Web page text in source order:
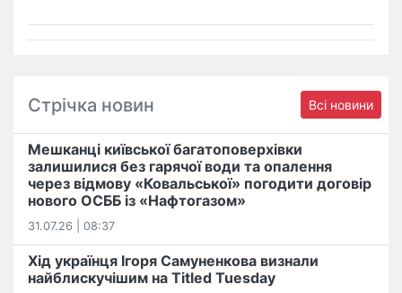
Стрічка новин Всі новини
Мешканці київської багатоповерхівки
залишилися без гарячої води та опалення
через відмову «Ковальської» погодити договір
нового ОСББ із «Нафтогазом»
31.07.26 | 08:37
Хід українця Ігоря Самуненкова визнали
найблискучішим на Titled Tuesday